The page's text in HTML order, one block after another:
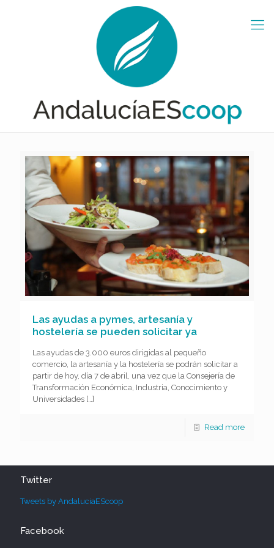
Las ayudas a pymes, artesanía y
hostelería se pueden solicitar ya
Las ayudas de 3.000 euros dirigidas al pequeño
comercio, la artesanía y la hostelería se podrán solicitar a
partir de hoy, día 7 de abril, una vez que la Consejería de
Transformación Económica, Industria, Conocimiento y
Universidades […]
Read more
Twitter
Tweets by AndaluciaEScoop
Facebook